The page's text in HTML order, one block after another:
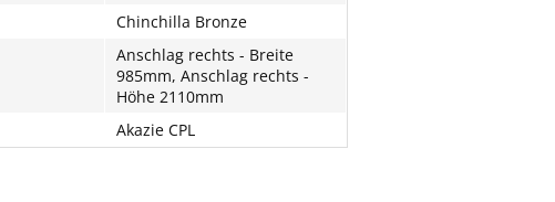
Chinchilla Bronze
Anschlag rechts - Breite
985mm, Anschlag rechts -
Höhe 2110mm
Akazie CPL